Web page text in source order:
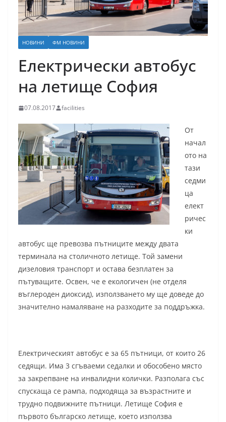
НОВИНИ ФМ НОВИНИ
Електрически автобус
на летище София
07.08.2017 facilities
От
начал
ото на
тази
седми
ца
елект
ричес
ки
автобус ще превозва пътниците между двата
терминала на столичното летище. Той замени
дизеловия транспорт и остава безплатен за
пътуващите. Освен, че e екологичен (не отделя
въглероден диоксид), използването му ще доведе до
значително намаляване на разходите за поддръжка.
Електрическият автобус е за 65 пътници, от които 26
седящи. Има 3 сгъваеми седалки и обособено място
за закрепване на инвалидни колички. Разполага със
спускаща се рампа, подходяща за възрастните и
трудно подвижните пътници. Летище София е
първото българско летище, което използва